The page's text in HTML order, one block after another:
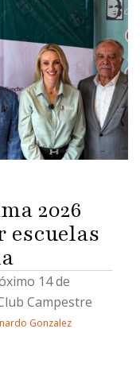
2026
14 de
Campestre
Gonzalez